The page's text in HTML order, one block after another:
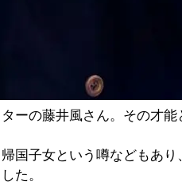
ーの藤井風さん。その才
国子女という噂などもあ
た。